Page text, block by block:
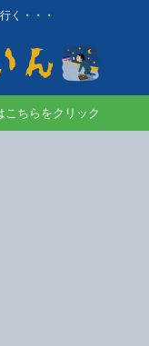
く・・・
ちらをクリック